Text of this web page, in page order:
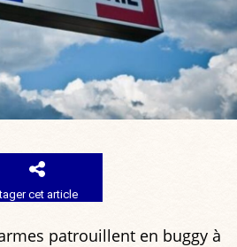
cet article
patrouillent en buggy à